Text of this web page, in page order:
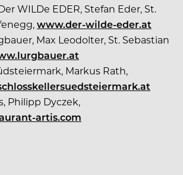
WILDe EDER, Stefan Eder, St.
www.der-wilde-eder.at
Max Leodolter, St. Sebastian
Markus Rath,
Philipp Dyczek,
artis.com